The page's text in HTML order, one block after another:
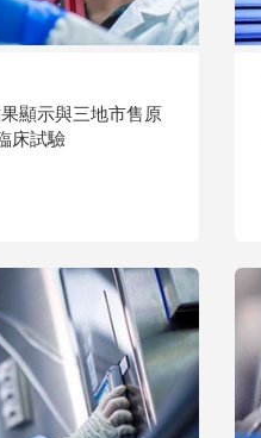
顯示與三地市售原
床試驗